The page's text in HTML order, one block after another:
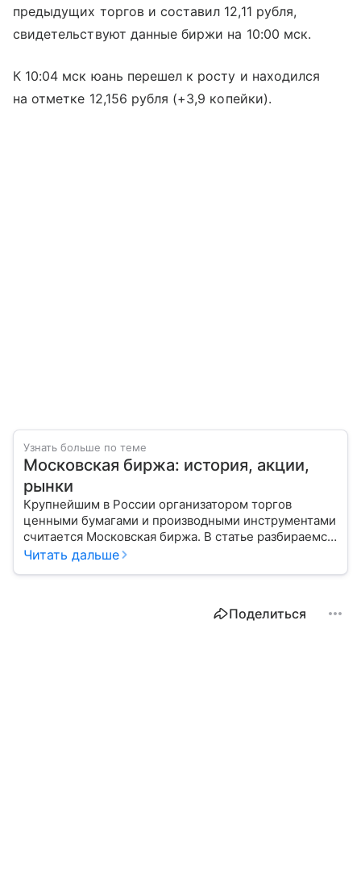
предыдущих торгов и составил 12,11 рубля,
свидетельствуют данные биржи на 10:00 мск.
К 10:04 мск юань перешел к росту и находился
на отметке 12,156 рубля (+3,9 копейки).
Узнать больше по теме
Московская биржа: история, акции,
рынки
Крупнейшим в России организатором торгов
ценными бумагами и производными инструментами
считается Московская биржа. В статье разбираемся,
как новичкам начать инвестировать на площадке
Читать дальше
Поделиться